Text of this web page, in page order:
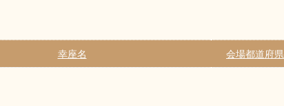
幸座名 会場都道府県